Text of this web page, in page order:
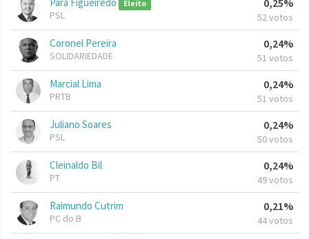
Eleito
PSL
0,25%
52 votos
Coronel Pereira
SOLIDARIEDADE
0,24%
51 votos
Marcial Lima
PRTB
0,24%
51 votos
Juliano Soares
PSL
0,24%
50 votos
Cleinaldo Bil
PT
0,24%
49 votos
Raimundo Cutrim
PC do B
0,21%
44 votos